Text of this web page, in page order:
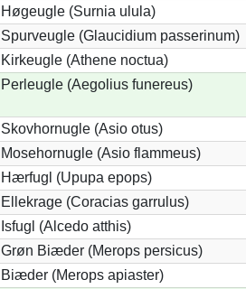
Høgeugle (Surnia ulula)
Spurveugle (Glaucidium passerinum)
Kirkeugle (Athene noctua)
Perleugle (Aegolius funereus)
Skovhornugle (Asio otus)
Mosehornugle (Asio flammeus)
Hærfugl (Upupa epops)
Ellekrage (Coracias garrulus)
Isfugl (Alcedo atthis)
Grøn Biæder (Merops persicus)
Biæder (Merops apiaster)